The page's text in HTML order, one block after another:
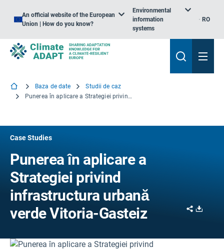
An official website of the European
Union | How do you know?
Environmental
information
systems
RO
Baza de date
Studii de caz
Punerea în aplicare a Strategiei privind infrastructura urbană verde Vitoria-Gasteiz
Case Studies
Punerea în aplicare a
Strategiei privind
infrastructura urbană
verde Vitoria-Gasteiz
Share